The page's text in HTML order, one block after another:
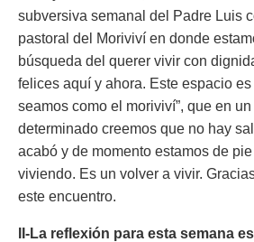
subversiva semanal del Padre Luis
pastoral del Moriviví en donde
búsqueda del querer vivir con
felices aquí y ahora. Este espacio
seamos como el moriviví”, que en
determinado creemos que no hay
acabó y de momento estamos de
viviendo. Es un volver a vivir.
este encuentro.
II-La reflexión para esta semana